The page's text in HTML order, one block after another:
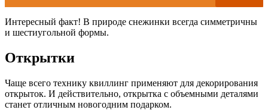
Интересный факт! В природе снежинки всегда симметричны
и шестиугольной формы.
Открытки
Чаще всего технику квиллинг применяют для декорирования
открыток. И действительно, открытка с объемными деталями
станет отличным новогодним подарком.